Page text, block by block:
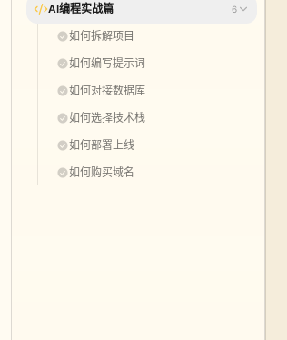
AI编程实战篇 6
如何拆解项目
如何编写提示词
如何对接数据库
如何选择技术栈
如何部署上线
如何购买域名